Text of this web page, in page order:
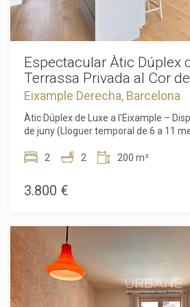
Espectacular Àtic Dúplex
Terrassa Privada al Cor
Eixample Derecha, Barcelona
Àtic Dúplex de Luxe a l'Eixample –
de juny (Lloguer temporal de 6 a 11
de Barcelona amb aquest
l'emblemàtic Arc de Triomf.Amb 140
interior i una terrassa privada de 18
fet que el converteix en una opció
parelles o famílies que busquin una
d'alt nivell.Situat a l'última planta de
gaudeix d'una gran lluminositat durant
de parquet natural, l'aire condicionat,
sistema d'alarma garanteixen el
2 2 200 m²
3.800 €